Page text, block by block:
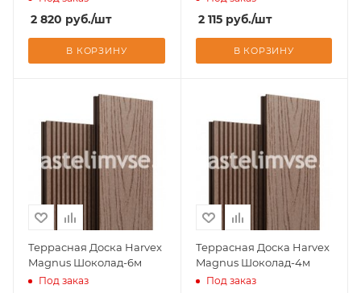
2 820 руб./шт
В КОРЗИНУ
2 115руб./шт
В КОРЗИНУ
Террасная Доска Harvex
Magnus Шоколад-6м
Под заказ
Террасная Доска Harvex
Magnus Шоколад-4м
Под заказ